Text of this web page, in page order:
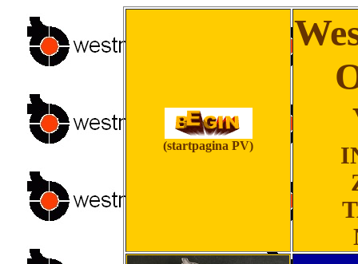
(startpagina PV)